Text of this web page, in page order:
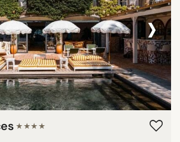
›
★★★★